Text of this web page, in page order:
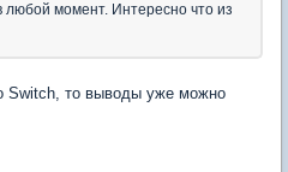
любой момент. Интересно что из
Switch, то выводы уже можно